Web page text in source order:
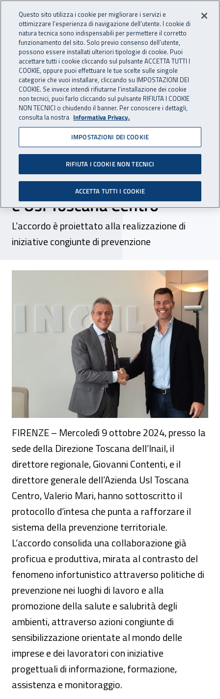
INAIL - Istituto Nazionale
Apri cerca
Navigazione principale
Navigazione - Ti trovi in:
Home Inail comunica News
10 ottobre 2024
Salute e sicurezza sul
lavoro, siglato a Firenze il
protocollo d’intesa tra Inail
e Usl Toscana Centro
L’accordo è proiettato alla realizzazione di
iniziative congiunte di prevenzione
Salute e sicurezza sul lavoro, siglato a
FIRENZE – Mercoledì 9 ottobre 2024, presso la
sede della Direzione Toscana dell’Inail, il
direttore regionale, Giovanni Contenti, e il
direttore generale dell’Azienda Usl Toscana
Centro, Valerio Mari, hanno sottoscritto il
protocollo d’intesa che punta a rafforzare il
sistema della prevenzione territoriale.
L’accordo consolida una collaborazione già
proficua e produttiva, mirata al contrasto del
fenomeno infortunistico attraverso politiche di
prevenzione nei luoghi di lavoro e alla
promozione della salute e salubrità degli
ambienti, attraverso azioni congiunte di
sensibilizzazione orientate al mondo delle
imprese e dei lavoratori con iniziative
progettuali di informazione, formazione,
assistenza e monitoraggio.
Questo sito utilizza i cookie per migliorare i servizi e
ottimizzare l’esperienza di navigazione dell’utente. I cookie di
natura tecnica sono indispensabili per permettere il corretto
funzionamento del sito. Solo previo consenso dell’utente,
possono essere installati ulteriori tipologie di cookie. Puoi
accettare tutti i cookie cliccando sul pulsante ACCETTA TUTTI I
COOKIE, oppure puoi effettuare le tue scelte sulle singole
categorie che vuoi installare, cliccando su IMPOSTAZIONI DEI
COOKIE. Se invece intendi rifiutarne l’installazione dei cookie
non tecnici, puoi farlo cliccando sul pulsante RIFIUTA I COOKIE
NON TECNICI o chiudendo il banner. Per conoscere i dettagli,
consulta la nostra Informativa Privacy.
IMPOSTAZIONI DEI COOKIE
RIFIUTA I COOKIE NON TECNICI
ACCETTA TUTTI I COOKIE